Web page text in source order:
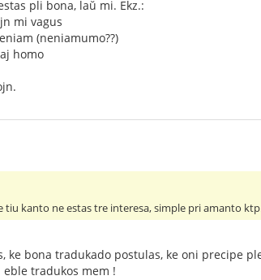
pli bona, laŭ mi. Ekz.:
mi vagus
(neniamumo??)
homo
tiu kanto ne estas tre interesa, simple pri amanto
ke bona tradukado postulas, ke oni precipe
eble tradukos mem !